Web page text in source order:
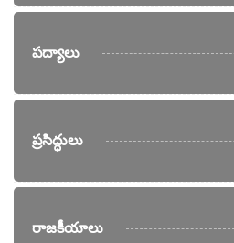
పద్యాలు
ప్రసిద్ధులు
రాజకీయాలు